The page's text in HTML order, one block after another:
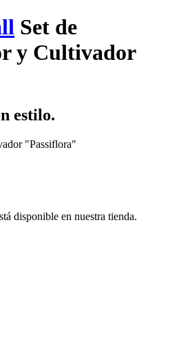
Set de
y Cultivador
estilo.
"Passiflora"
disponible en nuestra tienda.